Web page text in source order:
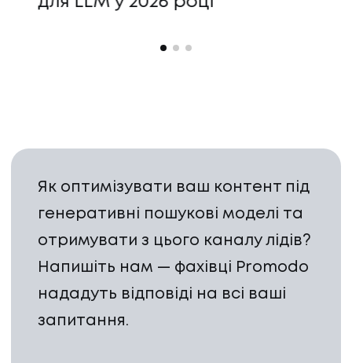
Як оптимізувати ваш контент під
генеративні пошукові моделі та
отримувати з цього каналу лідів?
Напишіть нам — фахівці Promodo
нададуть відповіді на всі ваші
запитання.
НАПИСАТИ НАМ